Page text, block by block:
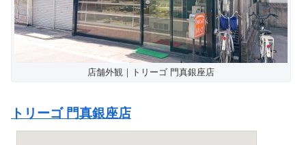
店舗外観｜トリーゴ 門真銀座店
トリーゴ 門真銀座店